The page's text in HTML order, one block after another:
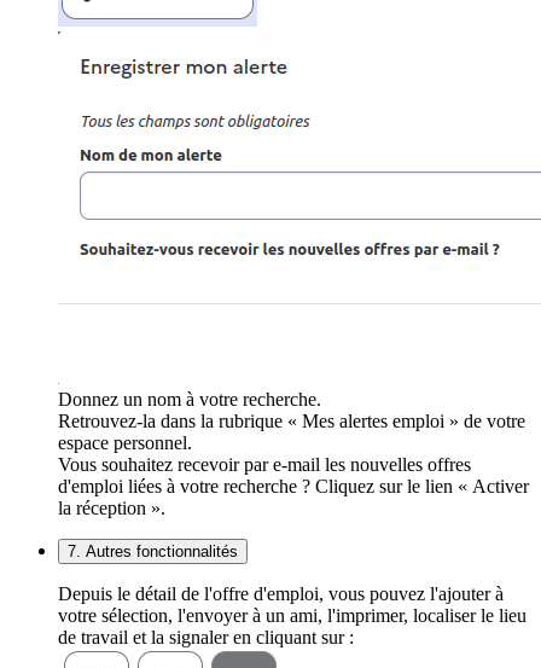
Donnez un nom à votre recherche.
Retrouvez-la dans la rubrique « Mes alertes emploi » de votre
espace personnel.
Vous souhaitez recevoir par e-mail les nouvelles offres
d'emploi liées à votre recherche ? Cliquez sur le lien « Activer
la réception ».
7. Autres fonctionnalités
Depuis le détail de l'offre d'emploi, vous pouvez l'ajouter à
votre sélection, l'envoyer à un ami, l'imprimer, localiser le lieu
de travail et la signaler en cliquant sur :